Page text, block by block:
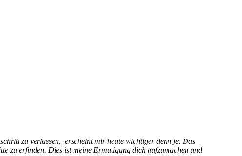
zu verlassen, erscheint mir heute wichtiger denn je. Das
zu erfinden. Dies ist meine Ermutigung dich aufzumachen und